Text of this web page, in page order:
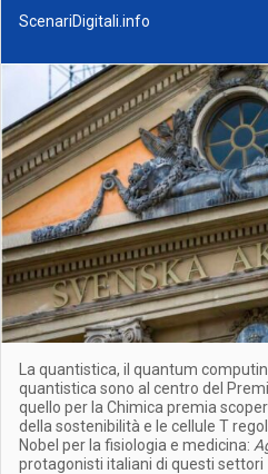
ScenariDigitali.info
La quantistica, il quantum
quantistica sono al centro del
quello per la Chimica premia
della sostenibilità e le cellule T
Nobel per la fisiologia e medicina:
protagonisti italiani di questi settori